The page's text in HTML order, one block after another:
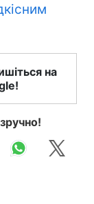
на